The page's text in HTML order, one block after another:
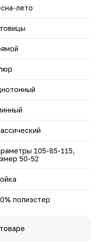
лето
105-85-115,
50-52
полиэстер